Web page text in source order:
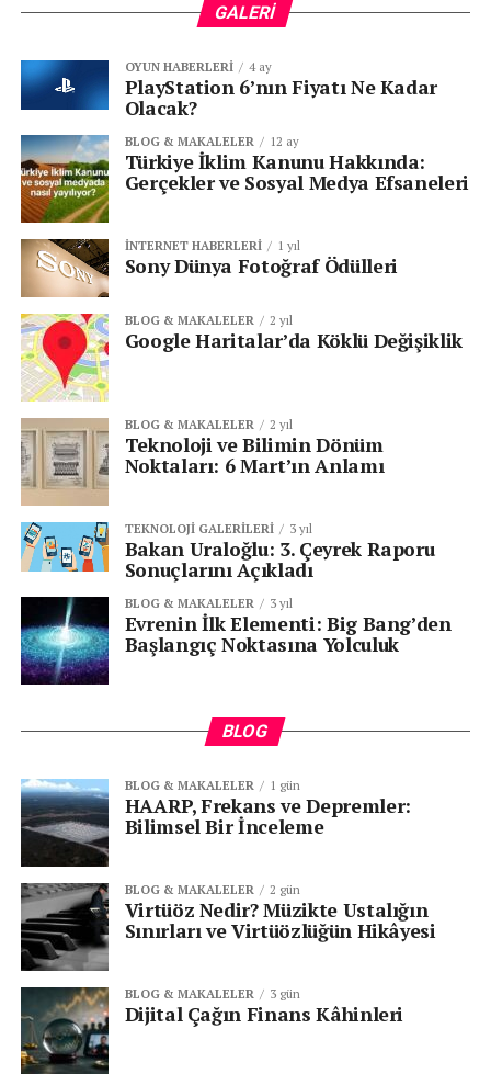
GALERI
OYUN HABERLERI 4 ay
PlayStation 6’nın Fiyatı Ne Kadar
Olacak?
BLOG & MAKALELER 12 ay
Türkiye İklim Kanunu Hakkında:
Gerçekler ve Sosyal Medya Efsaneleri
İNTERNET HABERLERI 1 yıl
Sony Dünya Fotoğraf Ödülleri
BLOG & MAKALELER 2 yıl
Google Haritalar’da Köklü Değişiklik
BLOG & MAKALELER 2 yıl
Teknoloji ve Bilimin Dönüm
Noktaları: 6 Mart’ın Anlamı
TEKNOLOJI GALERILERI 3 yıl
Bakan Uraloğlu: 3. Çeyrek Raporu
Sonuçlarını Açıkladı
BLOG & MAKALELER 3 yıl
Evrenin İlk Elementi: Big Bang’den
Başlangıç Noktasına Yolculuk
BLOG
BLOG & MAKALELER 1 gün
HAARP, Frekans ve Depremler:
Bilimsel Bir İnceleme
BLOG & MAKALELER 2 gün
Virtüöz Nedir? Müzikte Ustalığın
Sınırları ve Virtüözlüğün Hikâyesi
BLOG & MAKALELER 3 gün
Dijital Çağın Finans Kâhinleri